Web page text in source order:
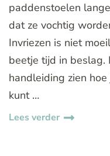
paddenstoelen
dat ze vochtig
Invriezen is niet
beetje tijd in beslag.
handleiding zien
kunt …
Lees verder